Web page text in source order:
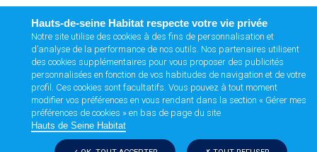
Hauts-de-seine Habitat respecte votre vie privée
Notre site utilise des cookies à des fins de personnalisation et
d’analyse de la performance de nos outils. Nos partenaires utilisent
des cookies supplémentaires pour vous proposer des publicités
personnalisées en fonction de vos habitudes de navigation et de votre
profil. Ces cookies sont facultatifs. Vous pouvez à tout moment
modifier vos préférences en vous rendant dans la section « Gérer mes
préférences de cookies » en bas de page du site
Hauts de Seine Habitat